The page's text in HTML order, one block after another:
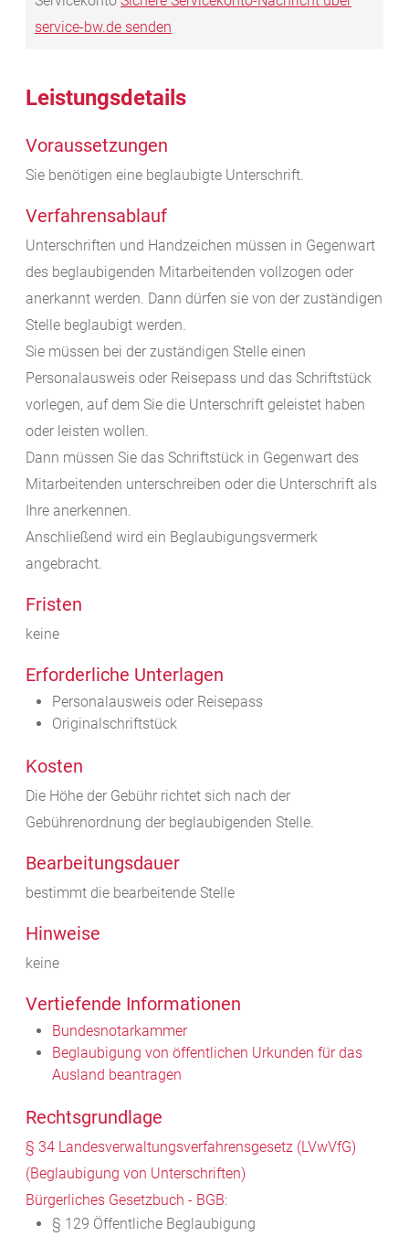
service-bw.de senden
Leistungsdetails
Voraussetzungen
Sie benötigen eine beglaubigte Unterschrift.
Verfahrensablauf
Unterschriften und Handzeichen müssen in Gegenwart
des beglaubigenden Mitarbeitenden vollzogen oder
anerkannt werden. Dann dürfen sie von der zuständigen
Stelle beglaubigt werden.
Sie müssen bei der zuständigen Stelle einen
Personalausweis oder Reisepass und das Schriftstück
vorlegen, auf dem Sie die Unterschrift geleistet haben
oder leisten wollen.
Dann müssen Sie das Schriftstück in Gegenwart des
Mitarbeitenden unterschreiben oder die Unterschrift als
Ihre anerkennen.
Anschließend wird ein Beglaubigungsvermerk
angebracht.
Fristen
keine
Erforderliche Unterlagen
Personalausweis oder Reisepass
Originalschriftstück
Kosten
Die Höhe der Gebühr richtet sich nach der
Gebührenordnung der beglaubigenden Stelle.
Bearbeitungsdauer
bestimmt die bearbeitende Stelle
Hinweise
keine
Vertiefende Informationen
Bundesnotarkammer
Beglaubigung von öffentlichen Urkunden für das
Ausland beantragen
Rechtsgrundlage
§ 34 Landesverwaltungsverfahrensgesetz (LVwVfG)
(Beglaubigung von Unterschriften)
Bürgerliches Gesetzbuch - BGB:
§ 129 Öffentliche Beglaubigung